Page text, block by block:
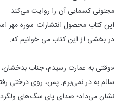
مجنونی كسمایی آن را روایت می‌كند.
این كتاب محصول انتشارات سوره مهر
در بخشی از این كتاب می خوانیم كه:
«وقتی به عمارت رسیدم، جناب
سالم به در نمی‌برم. پس، روی درختی
نشان می‌داد؛ صدای پای سگ‌های